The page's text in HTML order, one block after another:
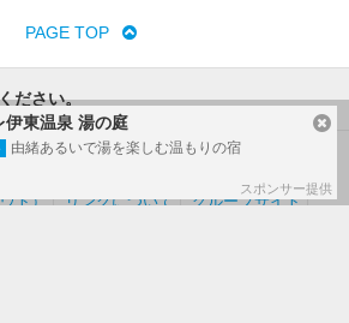
伊東温泉 湯の庭
由緒あるいで湯を楽しむ温もりの宿
スポンサー提供
PAGE TOP
ださい。
ト）
リンクについて
グループサイト